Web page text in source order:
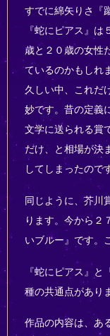
すでに綿矢りさ『
『蛇にピアス』
歳と２０歳の女性
ているのかもしれ
久しい中、これだ
妙です。昔の定義
文学に送られる賞
だけ、と相場が決
してしまったので
同じように、芥川
ります。今から２
いブルー』です。
『蛇にピアス』
種の共通点があり
作品の内容は、あ